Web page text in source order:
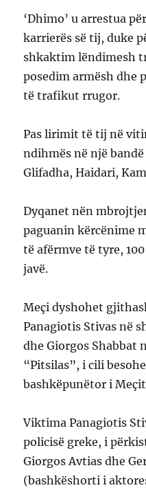
‘Dhimo’ u arrestua
karrierës së tij, duke
shkaktim lëndimesh
posedim armësh dhe
të trafikut rrugor.
Pas lirimit të tij në
ndihmës në një
Glifadha, Haidari,
Dyqanet nën
paguanin kërcënime
të afërmve të tyre,
javë.
Meçi dyshohet
Panagiotis Stivas në
dhe Giorgos Shabbat
“Pitsilas”, i cili
bashkëpunëtor i
Viktima Panagiotis
policisë greke, i
Giorgos Avtias dhe
(bashkëshorti i